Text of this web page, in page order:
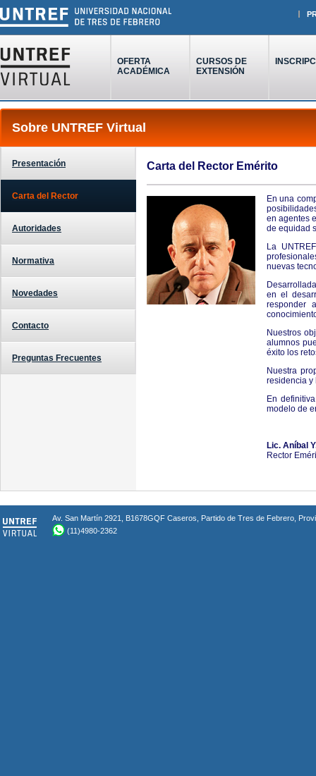
OFERTA
ACADÉMICA
CURSOS DE
EXTENSIÓN
Sobre UNTREF Virtual
Presentación
Carta del Rector
Autoridades
Normativa
Novedades
Contacto
Preguntas Frecuentes
Carta del Rector Emérito
En una
en agentes
de equidad
La
nuevas
en el
responder
Nuestros
alumnos
éxito los
Nuestra
residencia y
En
modelo de
Lic. Aníbal
Rector
Av. San Martín 2921, B1678GQF Caseros, Partido de Tres de Febrero,
(11)4980-2362